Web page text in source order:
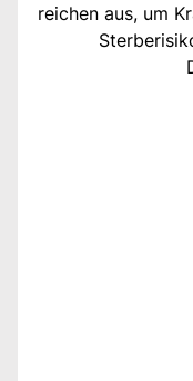
reichen aus, um